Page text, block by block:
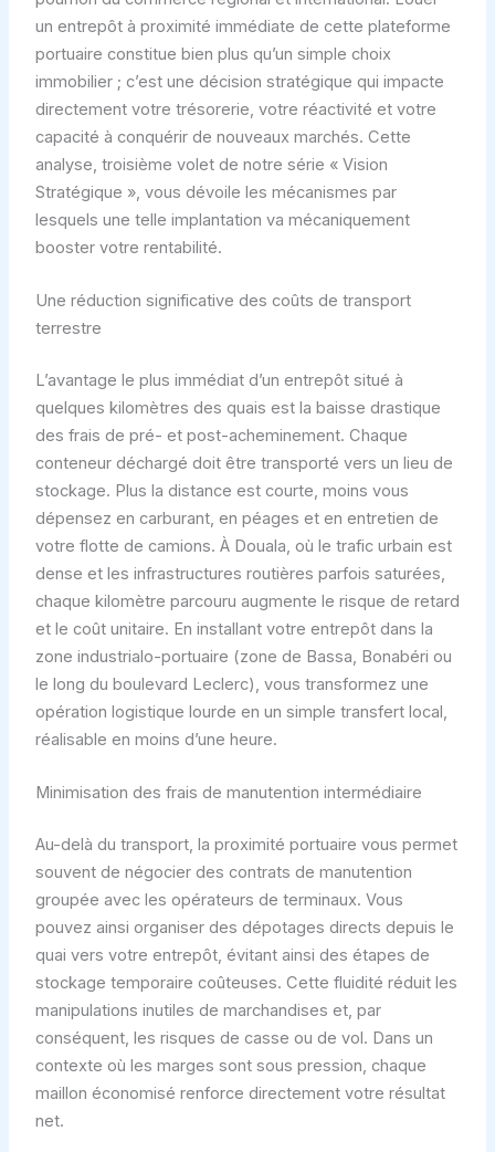
un entrepôt à proximité immédiate de cette plateforme
portuaire constitue bien plus qu’un simple choix
immobilier ; c’est une décision stratégique qui impacte
directement votre trésorerie, votre réactivité et votre
capacité à conquérir de nouveaux marchés. Cette
analyse, troisième volet de notre série « Vision
Stratégique », vous dévoile les mécanismes par
lesquels une telle implantation va mécaniquement
booster votre rentabilité.
Une réduction significative des coûts de transport
terrestre
L’avantage le plus immédiat d’un entrepôt situé à
quelques kilomètres des quais est la baisse drastique
des frais de pré- et post-acheminement. Chaque
conteneur déchargé doit être transporté vers un lieu de
stockage. Plus la distance est courte, moins vous
dépensez en carburant, en péages et en entretien de
votre flotte de camions. À Douala, où le trafic urbain est
dense et les infrastructures routières parfois saturées,
chaque kilomètre parcouru augmente le risque de retard
et le coût unitaire. En installant votre entrepôt dans la
zone industrialo-portuaire (zone de Bassa, Bonabéri ou
le long du boulevard Leclerc), vous transformez une
opération logistique lourde en un simple transfert local,
réalisable en moins d’une heure.
Minimisation des frais de manutention intermédiaire
Au-delà du transport, la proximité portuaire vous permet
souvent de négocier des contrats de manutention
groupée avec les opérateurs de terminaux. Vous
pouvez ainsi organiser des dépotages directs depuis le
quai vers votre entrepôt, évitant ainsi des étapes de
stockage temporaire coûteuses. Cette fluidité réduit les
manipulations inutiles de marchandises et, par
conséquent, les risques de casse ou de vol. Dans un
contexte où les marges sont sous pression, chaque
maillon économisé renforce directement votre résultat
net.